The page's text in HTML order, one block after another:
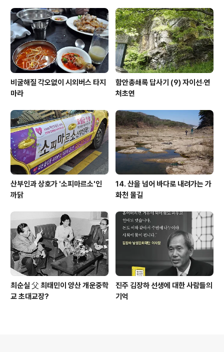
비굴해질 각오없이 시외버스 타지
마라
함안총쇄록 답사기 (9) 자이선·연
처초연
산부인과 상호가 '소피마르소'인
까닭
14. 산을 넘어 바다로 내려가는 가
화천 물길
최순실 父 최태민이 양산 개운중학
교 초대교장?
진주 김장하 선생에 대한 사람들의
기억